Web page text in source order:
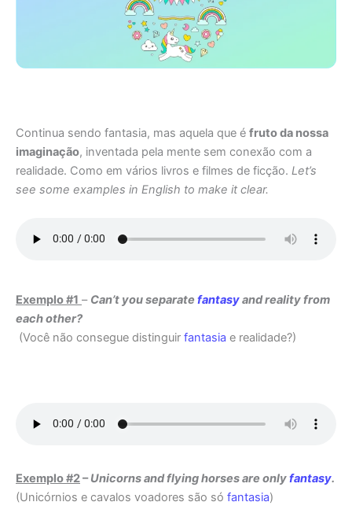
Continua sendo fantasia, mas aquela que é fruto da nossa
imaginação, inventada pela mente sem conexão com a
realidade. Como em vários livros e filmes de ficção. Let’s
see some examples in English to make it clear.
Exemplo #1 – Can’t you separate fantasyand reality from
each other?
(Você não consegue distinguir fantasia e realidade?)
Exemplo #2–Unicorns and flying horses are onlyfantasy.
(Unicórnios e cavalos voadores são só fantasia)